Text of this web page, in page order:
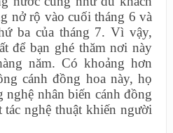
nở rộ vào cuối tháng 6 và
ba của tháng 7. Vì vậy,
để bạn ghé thăm nơi này
năm. Có khoảng hơn
cánh đồng hoa này, họ
nghệ nhân biến cánh đồng
nghệ thuật khiến người